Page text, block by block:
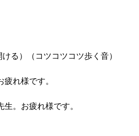
ける）（コツコツコツ歩く音）
れ様です。
。お疲れ様です。